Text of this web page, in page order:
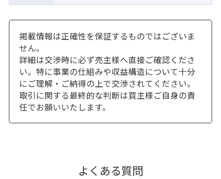
掲載情報は正確性を保証するものではございま
せん。
詳細は交渉時に必ず売主様へ直接ご確認くださ
い。特に事業の仕組みや収益構造について十分
にご理解・ご納得の上で交渉されてください。
取引に関する最終的な判断は買主様ご自身の責
任でお願いいたします。
よくある質問